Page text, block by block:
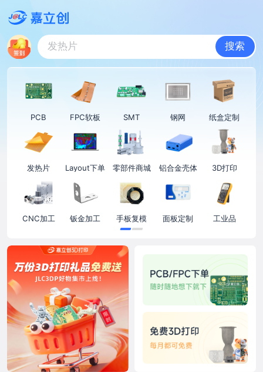
铝合金壳体
为什么坚持用好纸盒“装PCB”？
发热片
搜索
PCB FPC软板 SMT 钢网 纸盒定制
发热片 Layout下单 零部件商城 铝合金壳体 3D打印
CNC加工 钣金加工 手板复模 面板定制 工业品